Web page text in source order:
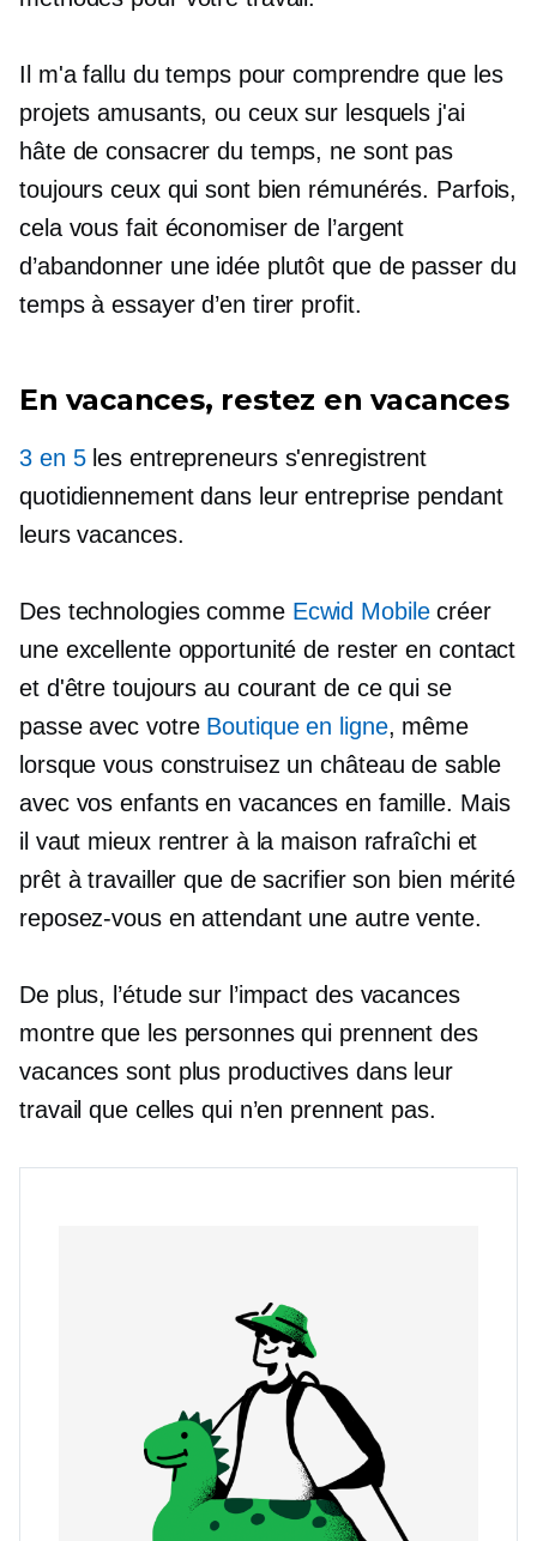
Il m'a fallu du temps pour comprendre que les
projets amusants, ou ceux sur lesquels j'ai
hâte de consacrer du temps, ne sont pas
toujours ceux qui sont bien rémunérés. Parfois,
cela vous fait économiser de l’argent
d’abandonner une idée plutôt que de passer du
temps à essayer d’en tirer profit.
En vacances, restez en vacances
3 en 5les entrepreneurs s'enregistrent
quotidiennement dans leur entreprise pendant
leurs vacances.
Des technologies comme Ecwid Mobilecréer
une excellente opportunité de rester en contact
et d'être toujours au courant de ce qui se
passe avec votre Boutique en ligne, même
lorsque vous construisez un château de sable
avec vos enfants en vacances en famille. Mais
il vaut mieux rentrer à la maison rafraîchi et
prêt à travailler que de sacrifier son bien mérité
reposez-vous en attendant une autre vente.
De plus, l’étude sur l’impact des vacances
montre que les personnes qui prennent des
vacances sont plus productives dans leur
travail que celles qui n’en prennent pas.